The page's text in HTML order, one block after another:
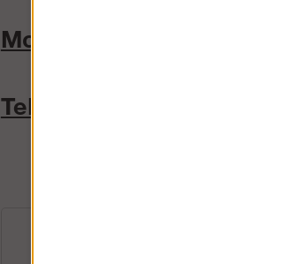
Monteringsanvisning
Tekniskt datablad